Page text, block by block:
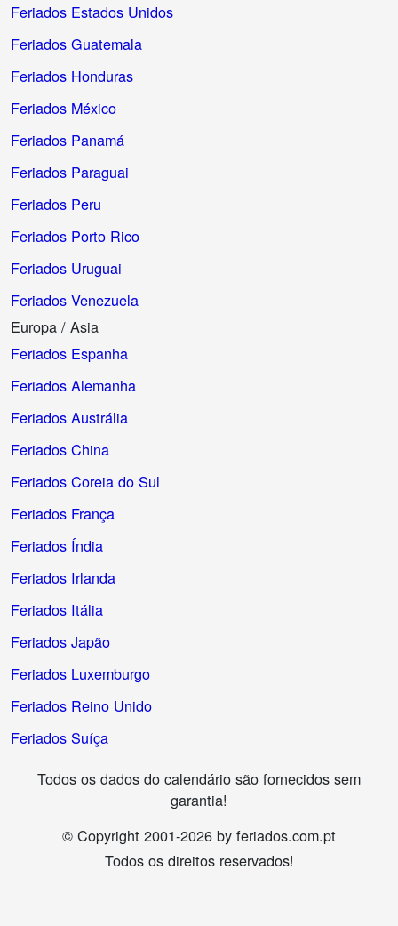
Feriados Estados Unidos
Feriados Guatemala
Feriados Honduras
Feriados México
Feriados Panamá
Feriados Paraguai
Feriados Peru
Feriados Porto Rico
Feriados Uruguai
Feriados Venezuela
Europa / Asia
Feriados Espanha
Feriados Alemanha
Feriados Austrália
Feriados China
Feriados Coreia do Sul
Feriados França
Feriados Índia
Feriados Irlanda
Feriados Itália
Feriados Japão
Feriados Luxemburgo
Feriados Reino Unido
Feriados Suíça
Todos os dados do calendário são fornecidos sem
garantia!
© Copyright 2001-2026 by feriados.com.pt
Todos os direitos reservados!